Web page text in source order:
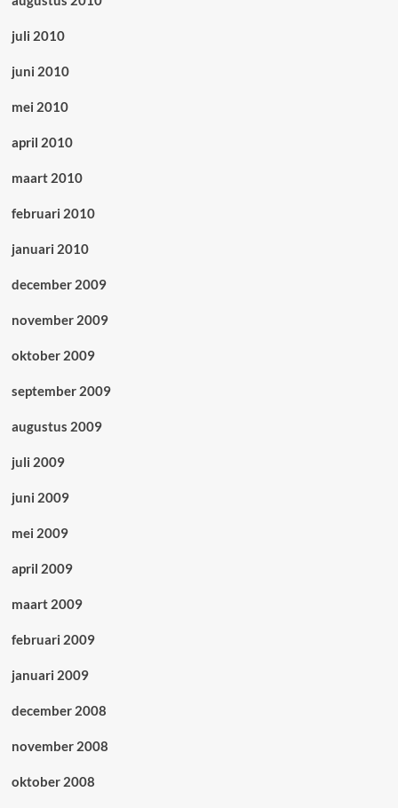
juli 2010
juni 2010
mei 2010
april 2010
maart 2010
februari 2010
januari 2010
december 2009
november 2009
oktober 2009
september 2009
augustus 2009
juli 2009
juni 2009
mei 2009
april 2009
maart 2009
februari 2009
januari 2009
december 2008
november 2008
oktober 2008